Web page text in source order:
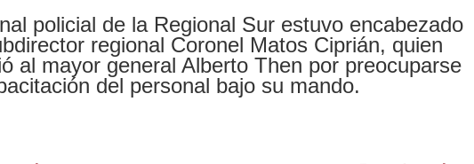
policial de la Regional Sur estuvo encabezado
regional Coronel Matos Ciprián, quien
al mayor general Alberto Then por preocuparse
del personal bajo su mando.